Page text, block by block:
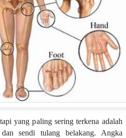
yang paling sering terkena adalah
sendi tulang belakang. Angka